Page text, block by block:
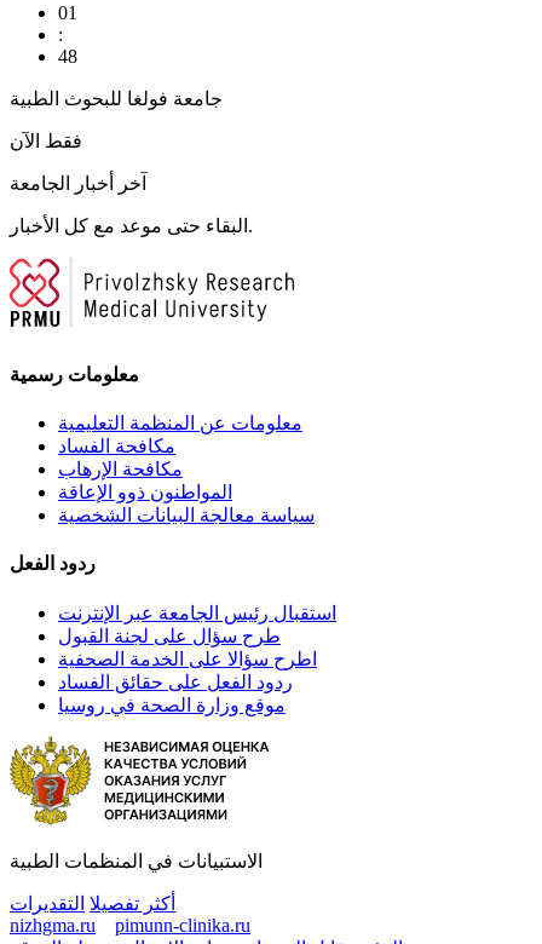
01
:
48
جامعة فولغا للبحوث الطبية
فقط الآن
آخر أخبار الجامعة
البقاء حتى موعد مع كل الأخبار.
معلومات رسمية
معلومات عن المنظمة التعليمية
مكافحة الفساد
مكافحة الإرهاب
المواطنون ذوو الإعاقة
سياسة معالجة البيانات الشخصية
ردود الفعل
استقبال رئيس الجامعة عبر الإنترنت
طرح سؤال على لجنة القبول
اطرح سؤالا على الخدمة الصحفية
ردود الفعل على حقائق الفساد
موقع وزارة الصحة في روسيا
الاستبيانات في المنظمات الطبية
أكثر تفصيلا التقديرات
nizhgma.ru
pimunn-clinika.ru